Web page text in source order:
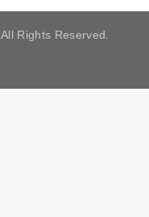
All Rights Reserved.